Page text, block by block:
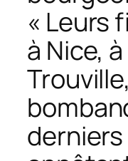
« Leurs
à Nice,